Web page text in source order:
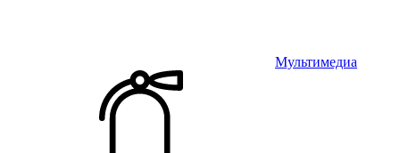
Мультимедиа